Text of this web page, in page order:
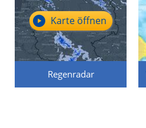
Regenradar
Karte öffnen